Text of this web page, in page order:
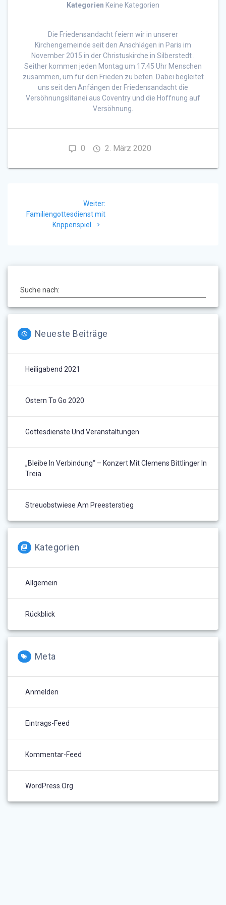
Kategorien Keine Kategorien
Die Friedensandacht feiern wir in unserer
Kirchengemeinde seit den Anschlägen in Paris im
November 2015 in der Christuskirche in Silberstedt .
Seither kommen jeden Montag um 17.45 Uhr Menschen
zusammen, um für den Frieden zu beten. Dabei begleitet
uns seit den Anfängen der Friedensandacht die
Versöhnungslitanei aus Coventry und die Hoffnung auf
Versöhnung.
0 2. März 2020
Weiter:
Beitrag:
Familiengottesdienst mit
Krippenspiel
Suche nach:
Neueste Beiträge
Heiligabend 2021
Ostern To Go 2020
Gottesdienste Und Veranstaltungen
„Bleibe In Verbindung“ – Konzert Mit Clemens Bittlinger In
Treia
Streuobstwiese Am Preesterstieg
Kategorien
Allgemein
Rückblick
Meta
Anmelden
Eintrags-Feed
Kommentar-Feed
WordPress.org